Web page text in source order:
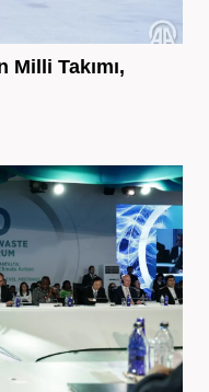
Takımı,